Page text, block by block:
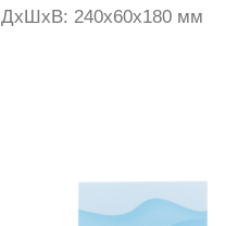
ДxШxВ: 240x60x180 мм